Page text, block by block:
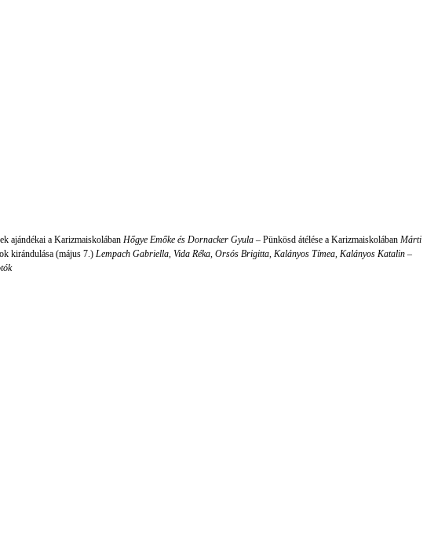
ajándékai a Karizmaiskolában Hőgye Emőke és Dornacker Gyula – Pünkösd átélése a Karizmaiskolában Márti
kirándulása (május 7.) Lempach Gabriella, Vida Réka, Orsós Brigitta, Kalányos Tímea, Kalányos Katalin –